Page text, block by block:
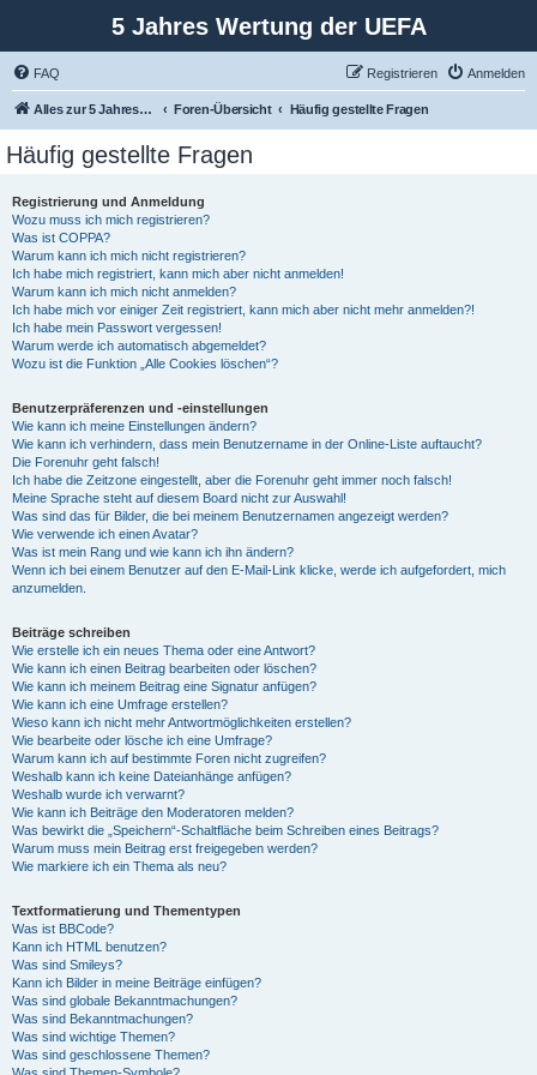
5 Jahres Wertung der UEFA
FAQ Anmelden
Registrieren
Alles zur 5 Jahreswertung / Tabelle der UEFA mit vielen Statistiken. Foren-Übersicht Häufig gestellte Fragen
Häufig gestellte Fragen
Registrierung und Anmeldung
Wozu muss ich mich registrieren?
Was ist COPPA?
Warum kann ich mich nicht registrieren?
Ich habe mich registriert, kann mich aber nicht anmelden!
Warum kann ich mich nicht anmelden?
Ich habe mich vor einiger Zeit registriert, kann mich aber nicht mehr anmelden?!
Ich habe mein Passwort vergessen!
Warum werde ich automatisch abgemeldet?
Wozu ist die Funktion „Alle Cookies löschen“?
Benutzerpräferenzen und -einstellungen
Wie kann ich meine Einstellungen ändern?
Wie kann ich verhindern, dass mein Benutzername in der Online-Liste auftaucht?
Die Forenuhr geht falsch!
Ich habe die Zeitzone eingestellt, aber die Forenuhr geht immer noch falsch!
Meine Sprache steht auf diesem Board nicht zur Auswahl!
Was sind das für Bilder, die bei meinem Benutzernamen angezeigt werden?
Wie verwende ich einen Avatar?
Was ist mein Rang und wie kann ich ihn ändern?
Wenn ich bei einem Benutzer auf den E-Mail-Link klicke, werde ich aufgefordert, mich
anzumelden.
Beiträge schreiben
Wie erstelle ich ein neues Thema oder eine Antwort?
Wie kann ich einen Beitrag bearbeiten oder löschen?
Wie kann ich meinem Beitrag eine Signatur anfügen?
Wie kann ich eine Umfrage erstellen?
Wieso kann ich nicht mehr Antwortmöglichkeiten erstellen?
Wie bearbeite oder lösche ich eine Umfrage?
Warum kann ich auf bestimmte Foren nicht zugreifen?
Weshalb kann ich keine Dateianhänge anfügen?
Weshalb wurde ich verwarnt?
Wie kann ich Beiträge den Moderatoren melden?
Was bewirkt die „Speichern“-Schaltfläche beim Schreiben eines Beitrags?
Warum muss mein Beitrag erst freigegeben werden?
Wie markiere ich ein Thema als neu?
Textformatierung und Thementypen
Was ist BBCode?
Kann ich HTML benutzen?
Was sind Smileys?
Kann ich Bilder in meine Beiträge einfügen?
Was sind globale Bekanntmachungen?
Was sind Bekanntmachungen?
Was sind wichtige Themen?
Was sind geschlossene Themen?